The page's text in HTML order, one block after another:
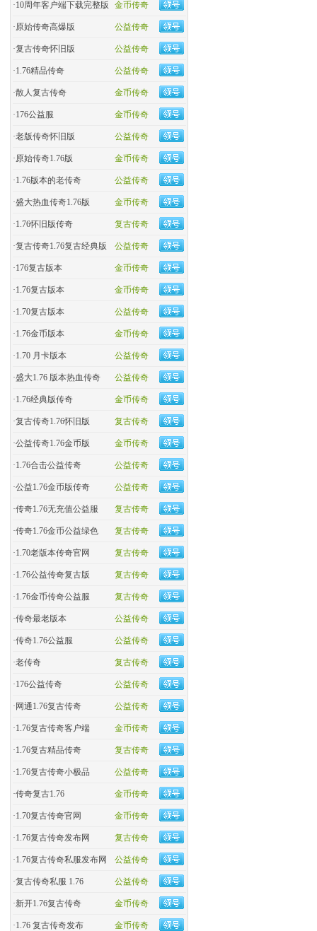
金币传奇
·10周年客户端下载完整版
公益传奇
·原始传奇高爆版
公益传奇
·复古传奇怀旧版
公益传奇
·1.76精品传奇
金币传奇
·散人复古传奇
金币传奇
·176公益服
公益传奇
·老版传奇怀旧版
金币传奇
·原始传奇1.76版
公益传奇
·1.76版本的老传奇
金币传奇
·盛大热血传奇1.76版
复古传奇
·1.76怀旧版传奇
公益传奇
·复古传奇1.76复古经典版
金币传奇
·176复古版本
金币传奇
·1.76复古版本
公益传奇
·1.70复古版本
金币传奇
·1.76金币版本
公益传奇
·1.70 月卡版本
公益传奇
·盛大1.76 版本热血传奇
金币传奇
·​1.76经典版传奇
复古传奇
·复古传奇1.76怀旧版
金币传奇
·​公益传奇1.76金币版
公益传奇
·1.76合击公益传奇
公益传奇
·公益1.76金币版传奇
复古传奇
·传奇1.76无充值公益服
复古传奇
·传奇1.76金币公益绿色
复古传奇
·1.70老版本传奇官网
复古传奇
·1.76公益传奇复古版
复古传奇
·​1.76金币传奇公益服
公益传奇
·​传奇最老版本
公益传奇
·传奇1.76公益服
复古传奇
·老传奇
公益传奇
·176公益传奇
公益传奇
· 网通1.76复古传奇
金币传奇
·1.76复古传奇客户端
复古传奇
·1.76复古精品传奇
公益传奇
·1.76复古传奇小极品
金币传奇
·传奇复古1.76
金币传奇
·1.70复古传奇官网
复古传奇
·1.76复古传奇发布网
公益传奇
·1.76复古传奇私服发布网
公益传奇
·复古传奇私服 1.76
金币传奇
·新开1.76复古传奇
金币传奇
·1.76 复古传奇发布